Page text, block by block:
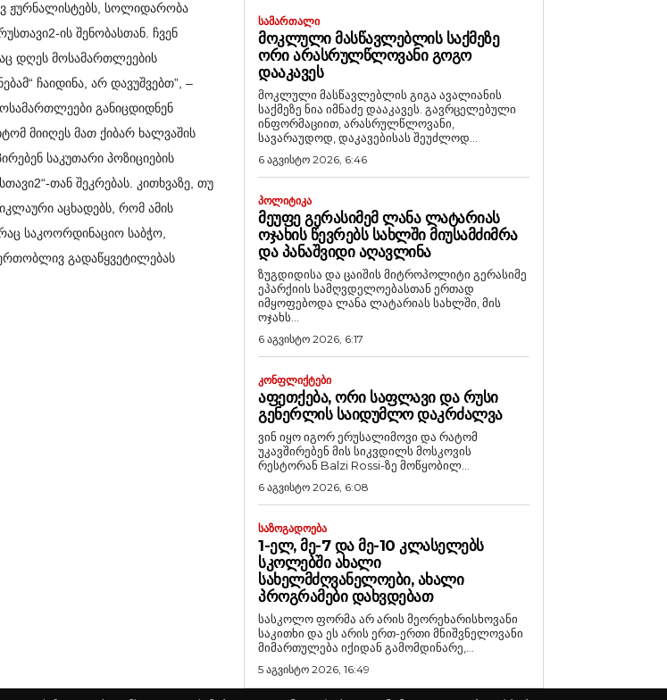
ჟურნალისტებს, სოლიდარობა
ის შენობასთან. ჩვენ
დღეს მოსამართლეების
ჩაიდინა, არ დავუშვებთ”, –
განიცდიდნენ
მიიღეს მათ ქიბარ ხალვაშის
საკუთარი პოზიციების
თან შეკრებას. კითხვაზე, თუ
აცხადებს, რომ ამის
საკოორდინაციო საბჭო,
გადაწყვეტილებას
ᲡᲐᲛᲐᲠᲗᲐᲚᲘ
ᲛᲝᲙᲚᲣᲚᲘ ᲛᲐᲡᲬᲐᲕᲚᲔᲑᲚᲘᲡ ᲡᲐᲥᲛᲔᲖᲔ
ᲝᲠᲘ ᲐᲠᲐᲡᲠᲣᲚᲬᲚᲝᲕᲐᲜᲘ ᲒᲝᲒᲝ
ᲓᲐᲐᲙᲐᲕᲔᲡ
მოკლული მასწავლებლის გიგა ავალიანის
საქმეზე ნია იმნაძე დააკავეს. გავრცელებული
ინფორმაციით, არასრულწლოვანი,
სავარაუდოდ, დაკავებისას შეუძლოდ...
6 აგვისტო 2026, 6:46
ᲞᲝᲚᲘᲢᲘᲙᲐ
ᲛᲔᲣᲤᲔ ᲒᲔᲠᲐᲡᲘᲛᲔᲛ ᲚᲐᲜᲐ ᲚᲐᲢᲐᲠᲘᲐᲡ
ᲝᲯᲐᲮᲘᲡ ᲬᲔᲕᲠᲔᲑᲡ ᲡᲐᲮᲚᲨᲘ ᲛᲘᲣᲡᲐᲛᲫᲘᲛᲠᲐ
ᲓᲐ ᲞᲐᲜᲐᲨᲕᲘᲓᲘ ᲐᲦᲐᲕᲚᲘᲜᲐ
ზუგდიდისა და ცაიშის მიტროპოლიტი გერასიმე
ეპარქიის სამღვდელოებასთან ერთად
იმყოფებოდა ლანა ლატარიას სახლში, მის
ოჯახს...
6 აგვისტო 2026, 6:17
ᲙᲝᲜᲤᲚᲘᲥᲢᲔᲑᲘ
ᲐᲤᲔᲗᲥᲔᲑᲐ, ᲝᲠᲘ ᲡᲐᲤᲚᲐᲕᲘ ᲓᲐ ᲠᲣᲡᲘ
ᲒᲔᲜᲔᲠᲚᲘᲡ ᲡᲐᲘᲓᲣᲛᲚᲝ ᲓᲐᲙᲠᲫᲐᲚᲕᲐ
ვინ იყო იგორ ერუსალიმოვი და რატომ
უკავშირებენ მის სიკვდილს მოსკოვის
რესტორან Balzi Rossi-ზე მოწყობილ...
6 აგვისტო 2026, 6:08
ᲡᲐᲖᲝᲒᲐᲓᲝᲔᲑᲐ
1-ᲔᲚ, ᲛᲔ-7 ᲓᲐ ᲛᲔ-10 ᲙᲚᲐᲡᲔᲚᲔᲑᲡ
ᲡᲙᲝᲚᲔᲑᲨᲘ ᲐᲮᲐᲚᲘ
ᲡᲐᲮᲔᲚᲛᲫᲦᲕᲐᲜᲔᲚᲝᲔᲑᲘ, ᲐᲮᲐᲚᲘ
ᲞᲠᲝᲒᲠᲐᲛᲔᲑᲘ ᲓᲐᲮᲕᲓᲔᲑᲐᲗ
სასკოლო ფორმა არ არის მეორეხარისხოვანი
საკითხი და ეს არის ერთ-ერთი მნიშვნელოვანი
მიმართულება იქიდან გამომდინარე,...
5 აგვისტო 2026, 16:49